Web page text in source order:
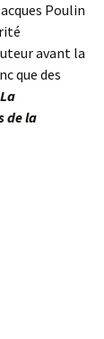
Poulin
avant la
que des
La
de la